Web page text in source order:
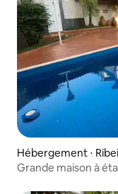
Hébergement ⋅
Grande maison à